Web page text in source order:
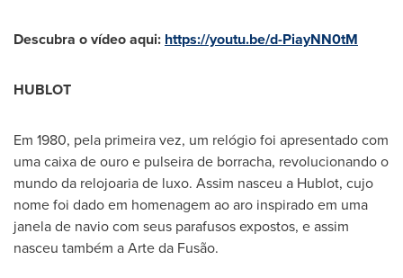
Descubra o vídeo aqui: https://youtu.be/d-PiayNN0tM
HUBLOT
Em 1980, pela primeira vez, um relógio foi apresentado com
uma caixa de ouro e pulseira de borracha, revolucionando o
mundo da relojoaria de luxo. Assim nasceu a Hublot, cujo
nome foi dado em homenagem ao aro inspirado em uma
janela de navio com seus parafusos expostos, e assim
nasceu também a Arte da Fusão.